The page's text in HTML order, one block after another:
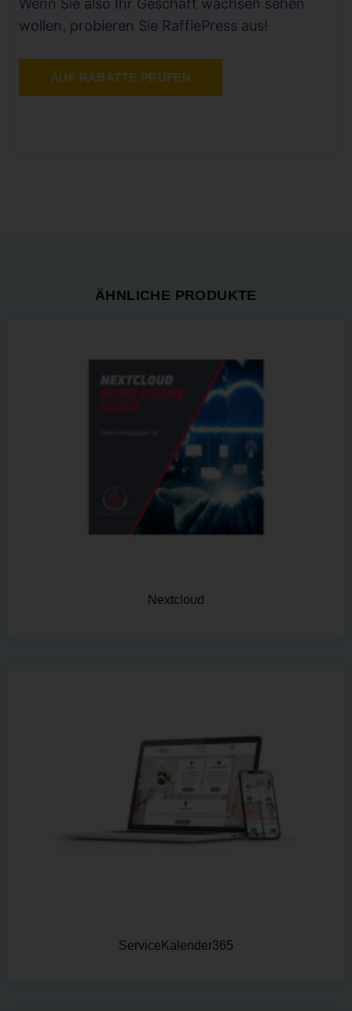
wollen, probieren Sie RafflePress aus!
AUF RABATTE PRÜFEN
ÄHNLICHE PRODUKTE
Nextcloud
ServiceKalender365